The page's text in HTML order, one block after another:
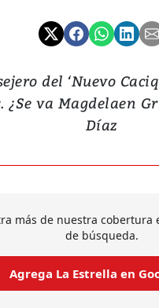
del ‘Nuevo
¿Se va Magdelaen
Díaz
más de nuestra cobertura
de búsqueda.
Agrega La Estrella en